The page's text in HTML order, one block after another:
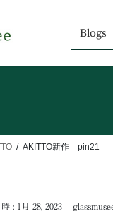
Blogs
AKITTO新作 pin21
: 1月 28, 2023